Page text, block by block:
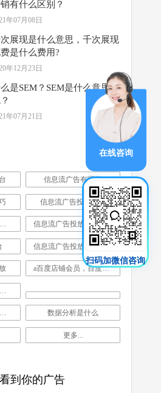
有什么区别？
年07月08日
展现是什么意思，千次展现
是什么费用?
年12月23日
是SEM？SEM是什么意思
年07月21日
信息流广告有哪些
信息流广告投放公司
信息流广告如何精准投放 信息流广告投放技巧分析
信息流广告投放是做什么的
a百度店铺会员，百度营销，百度推广，企业推广，公司营销推广
百度店铺会员，百度营销，百度推广，企业推广，公司营销推广
百度营销，百度推广，企业推广，公司营销推广 数据分析是什么
更多...
到你的广告
在线咨询
扫码加微信咨询